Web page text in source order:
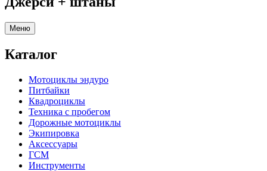
Меню
Каталог
Мотоциклы эндуро
Питбайки
Квадроциклы
Техника с пробегом
Дорожные мотоциклы
Экипировка
Аксессуары
ГСМ
Инструменты